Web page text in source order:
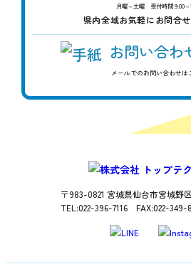
月曜～土曜 受付時間 9:00～
県内全域お気軽にお問合せ
お問い合わ
メールでのお問い合わせは
〒983-0821 宮城県仙台市宮城野
TEL:022-396-7116 FAX:022-349-